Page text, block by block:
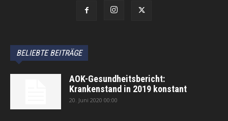
BELIEBTE BEITRÄGE
AOK-Gesundheitsbericht:
Krankenstand in 2019 konstant
20. Juni 2020 00:00